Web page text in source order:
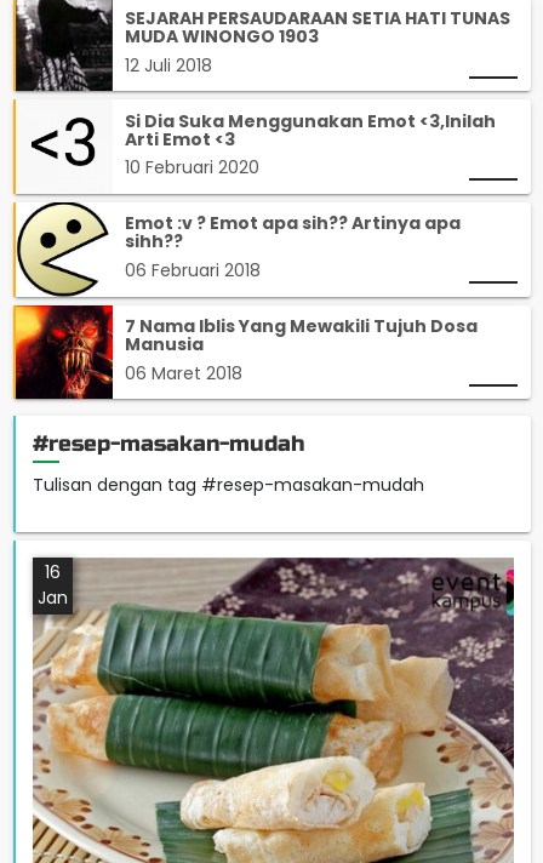
SEJARAH PERSAUDARAAN SETIA HATI TUNAS
MUDA WINONGO 1903
12 Juli 2018
Si Dia Suka Menggunakan Emot <3,Inilah
Arti Emot <3
10 Februari 2020
Emot :v ? Emot apa sih?? Artinya apa
sihh??
06 Februari 2018
7 Nama Iblis Yang Mewakili Tujuh Dosa
Manusia
06 Maret 2018
#resep-masakan-mudah
Tulisan dengan tag #resep-masakan-mudah
16
Jan